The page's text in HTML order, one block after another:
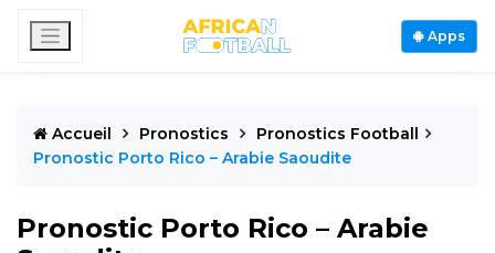
Apps
Accueil Pronostics
Pronostics Football
Pronostic Porto Rico – Arabie Saoudite
Pronostic Porto Rico – Arabie